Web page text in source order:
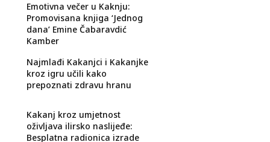
Emotivna večer u Kaknju:
Promovisana knjiga ‘Jednog
dana’ Emine Čabaravdić
Kamber
Najmlađi Kakanjci i Kakanjke
kroz igru učili kako
prepoznati zdravu hranu
Kakanj kroz umjetnost
oživljava ilirsko naslijeđe:
Besplatna radionica izrade